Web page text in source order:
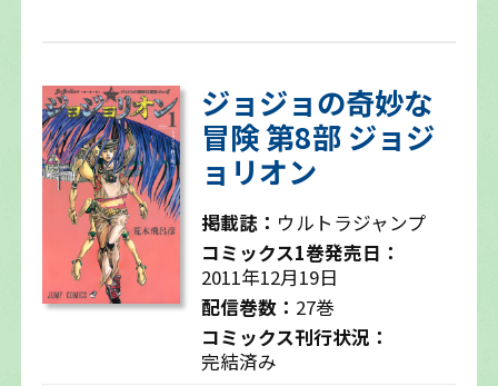
ジョジョの奇妙な
冒険 第8部 ジョジ
ョリオン
掲載誌： ウルトラジャンプ
コミックス1巻発売日：
2011年12月19日
配信巻数： 27巻
コミックス刊行状況：
完結済み